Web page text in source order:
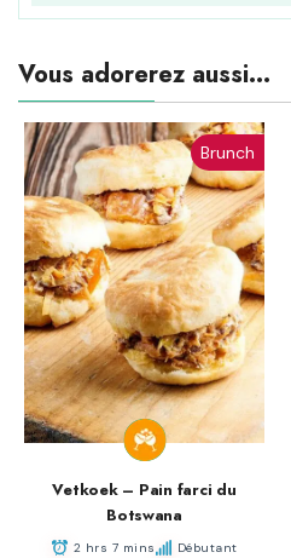
Vous adorerez aussi...
Brunch
Vetkoek – Pain farci du
Botswana
2 hrs 7 mins Débutant